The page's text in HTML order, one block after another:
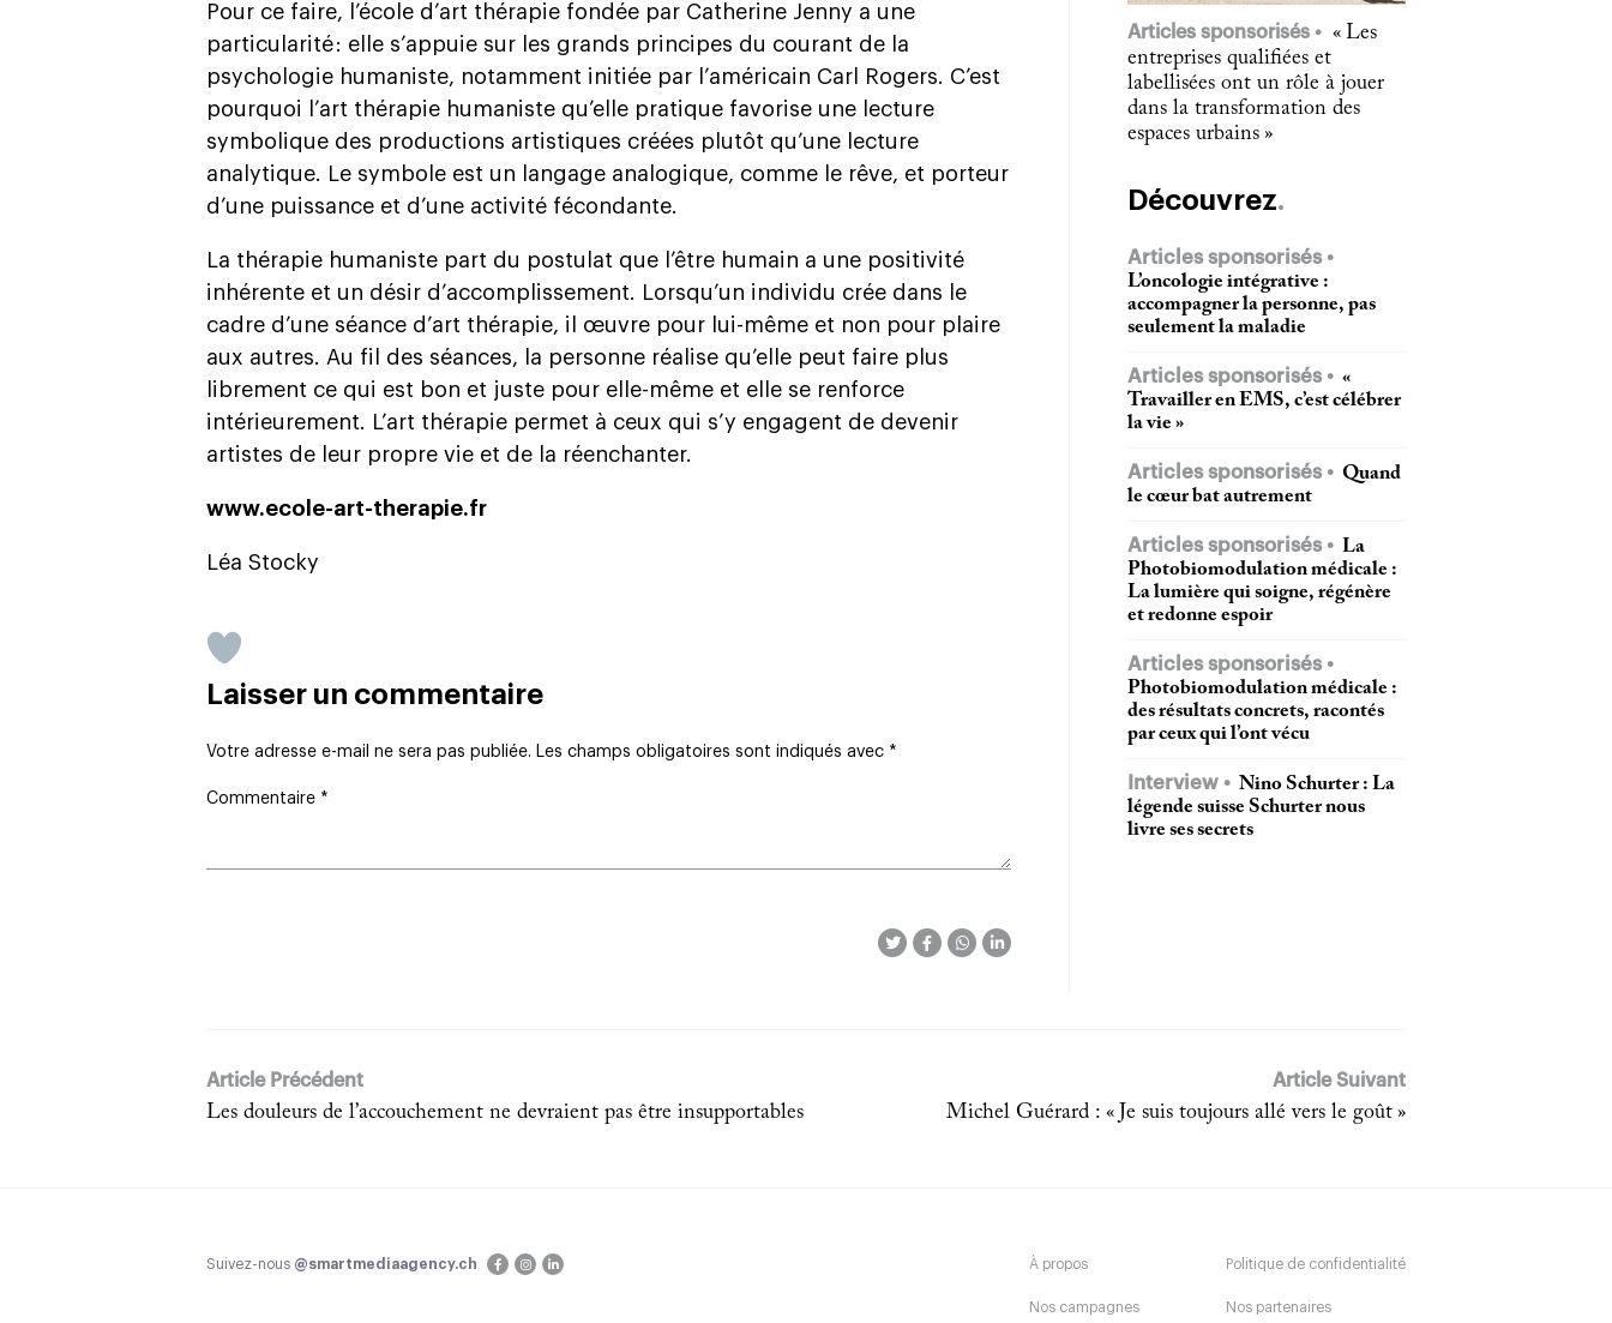
Pour ce faire, l’école d’art thérapie fondée par Catherine Jenny a une
particularité : elle s’appuie sur les grands principes du courant de la
psychologie humaniste, notamment initiée par l’américain Carl Rogers. C’est
pourquoi l’art thérapie humaniste qu’elle pratique favorise une lecture
symbolique des productions artistiques créées plutôt qu’une lecture
analytique. Le symbole est un langage analogique, comme le rêve, et porteur
d’une puissance et d’une activité fécondante.
La thérapie humaniste part du postulat que l’être humain a une positivité
inhérente et un désir d’accomplissement. Lorsqu’un individu crée dans le
cadre d’une séance d’art thérapie, il œuvre pour lui-même et non pour plaire
aux autres. Au fil des séances, la personne réalise qu’elle peut faire plus
librement ce qui est bon et juste pour elle-même et elle se renforce
intérieurement. L’art thérapie permet à ceux qui s’y engagent de devenir
artistes de leur propre vie et de la réenchanter.
www.ecole-art-therapie.fr
Léa Stocky
Laisser un commentaire
Votre adresse e-mail ne sera pas publiée. Les champs obligatoires sont indiqués avec *
Commentaire *
Articles sponsorisés
« Les
entreprises qualifiées et
labellisées ont un rôle à jouer
dans la transformation des
espaces urbains »
Découvrez
Articles sponsorisés
L’oncologie intégrative :
accompagner la personne, pas
seulement la maladie
Articles sponsorisés
«
Travailler en EMS, c’est célébrer
la vie »
Articles sponsorisés
Quand
le cœur bat autrement
Articles sponsorisés
La
Photobiomodulation médicale :
La lumière qui soigne, régénère
et redonne espoir
Articles sponsorisés
Photobiomodulation médicale :
des résultats concrets, racontés
par ceux qui l’ont vécu
Interview
Nino Schurter : La
légende suisse Schurter nous
livre ses secrets
Article Précédent
Les douleurs de l’accouchement ne devraient pas être insupportables
Article Suivant
Michel Guérard : « Je suis toujours allé vers le goût »
Suivez-nous @smartmediaagency.ch À propos
Nos campagnes
Politique de confidentialité
Nos partenaires